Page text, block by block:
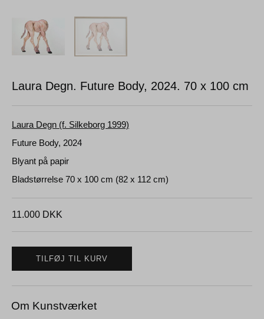
Laura Degn. Future Body, 2024. 70 x 100 cm
Laura Degn (f. Silkeborg 1999)
Future Body, 2024
Blyant på papir
Bladstørrelse 70 x 100 cm (82 x 112 cm)
11.000 DKK
TILFØJ TIL KURV
Om Kunstværket